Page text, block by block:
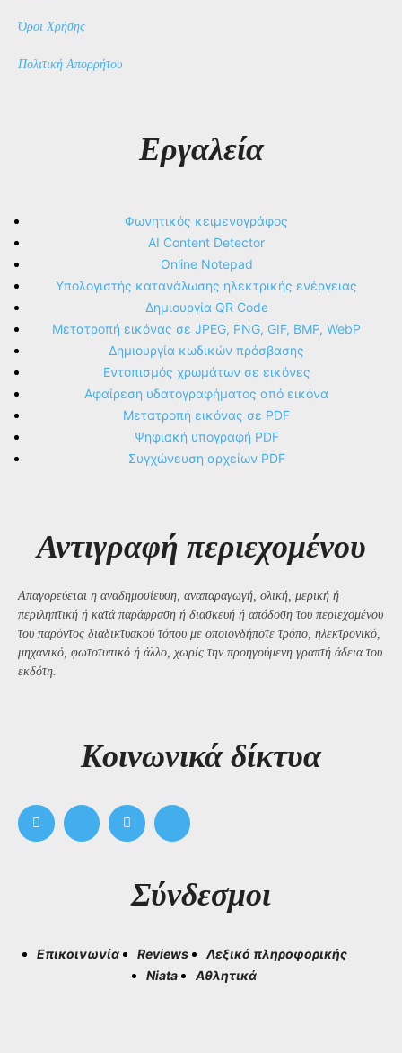
Όροι Χρήσης
Πολιτική Απορρήτου
Εργαλεία
Φωνητικός κειμενογράφος
AI Content Detector
Online Notepad
Υπολογιστής κατανάλωσης ηλεκτρικής ενέργειας
Δημιουργία QR Code
Μετατροπή εικόνας σε JPEG, PNG, GIF, BMP, WebP
Δημιουργία κωδικών πρόσβασης
Εντοπισμός χρωμάτων σε εικόνες
Αφαίρεση υδατογραφήματος από εικόνα
Μετατροπή εικόνας σε PDF
Ψηφιακή υπογραφή PDF
Συγχώνευση αρχείων PDF
Αντιγραφή περιεχομένου
Απαγορεύεται η αναδημοσίευση, αναπαραγωγή, ολική, μερική ή
περιληπτική ή κατά παράφραση ή διασκευή ή απόδοση του περιεχομένου
του παρόντος διαδικτυακού τόπου με οποιονδήποτε τρόπο, ηλεκτρονικό,
μηχανικό, φωτοτυπικό ή άλλο, χωρίς την προηγούμενη γραπτή άδεια του
εκδότη.
Kοινωνικά δίκτυα
Σύνδεσμοι
Επικοινωνία Reviews
Λεξικό πληροφορικής
Niata
Αθλητικά